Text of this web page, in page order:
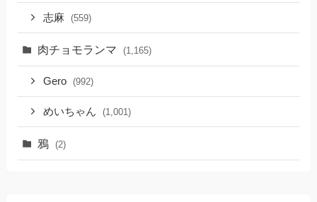
志麻 (559)
肉チョモランマ (1,165)
Gero (992)
めいちゃん (1,001)
鴉 (2)